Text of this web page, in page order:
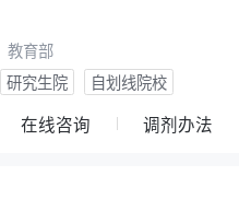
教育部
研究生院 自划线院校
在线咨询 调剂办法